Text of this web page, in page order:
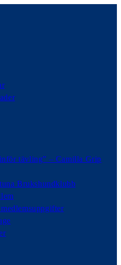
tävling” – Camilla Grip
Brukshundklubb